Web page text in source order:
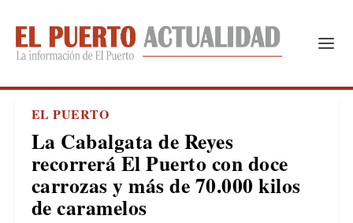
EL PUERTO
La Cabalgata de Reyes
recorrerá El Puerto con doce
carrozas y más de 70.000 kilos
de caramelos